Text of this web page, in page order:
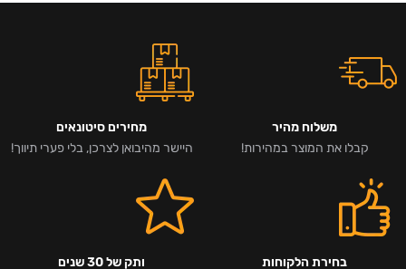
משלוח מהיר
קבלו את המוצר במהירות!
מחירים סיטונאים
היישר מהיבואן לצרכן, בלי פערי תיווך!
בחירת הלקוחות
ותק של 30 שנים